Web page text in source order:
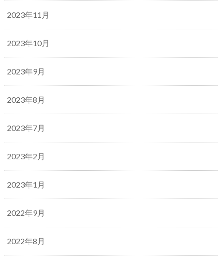
2023年11月
2023年10月
2023年9月
2023年8月
2023年7月
2023年2月
2023年1月
2022年9月
2022年8月